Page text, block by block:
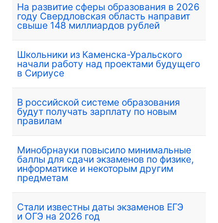
На развитие сферы образования в 2026
году Свердловская область направит
свыше 148 миллиардов рублей
Школьники из Каменска-Уральского
начали работу над проектами будущего
в Сириусе
В российской системе образования
будут получать зарплату по новым
правилам
Минобрнауки повысило минимальные
баллы для сдачи экзаменов по физике,
информатике и некоторым другим
предметам
Стали известны даты экзаменов ЕГЭ
и ОГЭ на 2026 год